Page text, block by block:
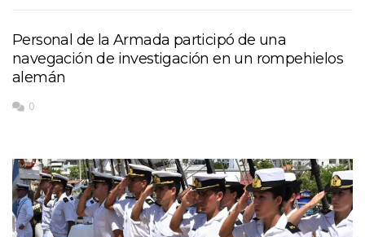
Personal de la Armada participó de una
navegación de investigación en un rompehielos
alemán
0